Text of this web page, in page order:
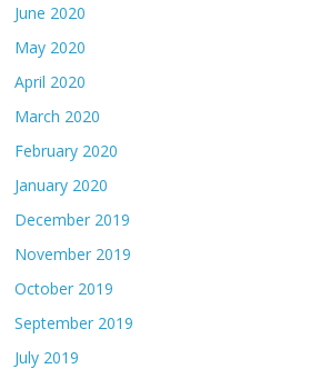
June 2020
May 2020
April 2020
March 2020
February 2020
January 2020
December 2019
November 2019
October 2019
September 2019
July 2019